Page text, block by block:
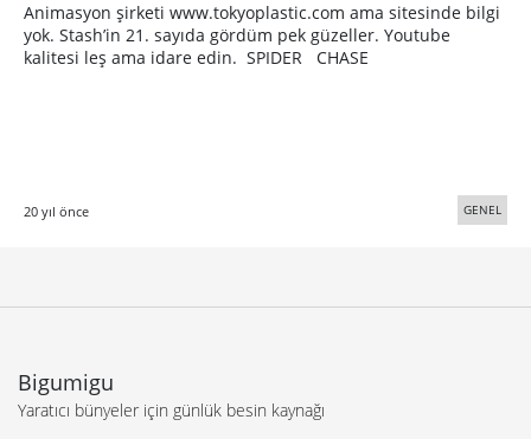
Animasyon şirketi www.tokyoplastic.com ama sitesinde bilgi
yok. Stash’in 21. sayıda gördüm pek güzeller. Youtube
kalitesi leş ama idare edin. SPIDER CHASE
20 yıl önce GENEL
Bigumigu
Yaratıcı bünyeler için günlük besin kaynağı